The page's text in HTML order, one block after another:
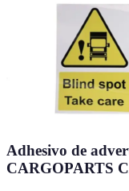
Adhesivo de
CARGOPARTS